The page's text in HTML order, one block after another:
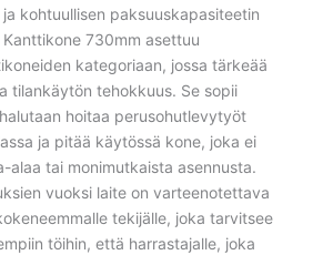
kohtuullisen paksuuskapasiteetin
730mm asettuu
kategoriaan, jossa tärkeää
tilankäytön tehokkuus. Se sopii
hoitaa perusohutlevytyöt
ja pitää käytössä kone, joka ei
alaa tai monimutkaista asennusta.
vuoksi laite on varteenotettava
tekijälle, joka tarvitsee
töihin, että harrastajalle, joka